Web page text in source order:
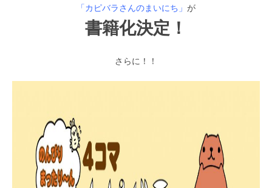
「カピバラさんのまいにち」 が
書籍化決定！
さらに！！